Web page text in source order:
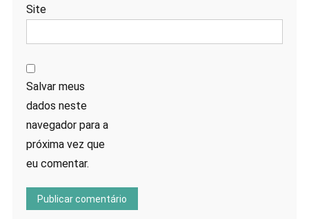
Site
Salvar meus
dados neste
navegador para a
próxima vez que
eu comentar.